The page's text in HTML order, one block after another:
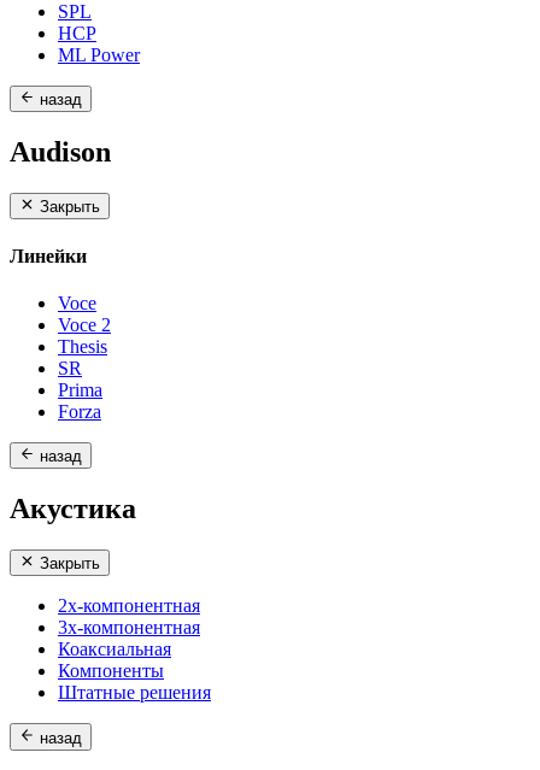
SPL
HCP
ML Power
назад
Audison
Закрыть
Линейки
Voce
Voce 2
Thesis
SR
Prima
Forza
назад
Акустика
Закрыть
2х-компонентная
3х-компонентная
Коаксиальная
Компоненты
Штатные решения
назад